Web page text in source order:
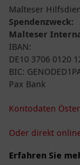
Malteser
Spendenzweck:
Malteser
IBAN:
DE10 3706 0120
BIC:
Pax Bank
Kontodaten
Oder direkt
Erfahren Sie